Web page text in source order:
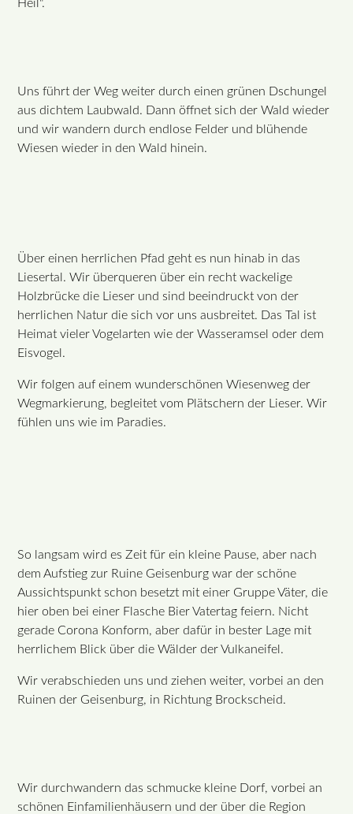
Heil".
Uns führt der Weg weiter durch einen grünen Dschungel
aus dichtem Laubwald. Dann öffnet sich der Wald wieder
und wir wandern durch endlose Felder und blühende
Wiesen wieder in den Wald hinein.
Über einen herrlichen Pfad geht es nun hinab in das
Liesertal. Wir überqueren über ein recht wackelige
Holzbrücke die Lieser und sind beeindruckt von der
herrlichen Natur die sich vor uns ausbreitet. Das Tal ist
Heimat vieler Vogelarten wie der Wasseramsel oder dem
Eisvogel.
Wir folgen auf einem wunderschönen Wiesenweg der
Wegmarkierung, begleitet vom Plätschern der Lieser. Wir
fühlen uns wie im Paradies.
So langsam wird es Zeit für ein kleine Pause, aber nach
dem Aufstieg zur Ruine Geisenburg war der schöne
Aussichtspunkt schon besetzt mit einer Gruppe Väter, die
hier oben bei einer Flasche Bier Vatertag feiern. Nicht
gerade Corona Konform, aber dafür in bester Lage mit
herrlichem Blick über die Wälder der Vulkaneifel.
Wir verabschieden uns und ziehen weiter, vorbei an den
Ruinen der Geisenburg, in Richtung Brockscheid.
Wir durchwandern das schmucke kleine Dorf, vorbei an
schönen Einfamilienhäusern und der über die Region